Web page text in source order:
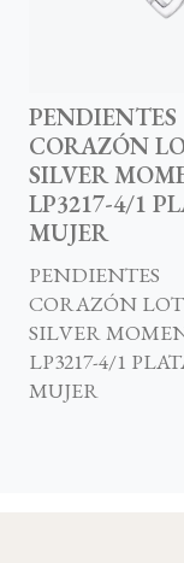
PENDIENTES
CORAZÓN
SILVER
LP3217-4/1
MUJER
PENDIENTES
CORAZÓN
SILVER
LP3217-4/1
MUJER